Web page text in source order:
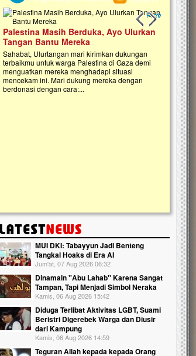
Previous slide
Next slide
Palestina Masih Berduka, Ayo Ulurkan
Tangan Bantu Mereka
Sahabat, Ulurtangan mari kirimkan dukungan
terbaikmu untuk warga Palestina di Gaza demi
menguatkan mereka menghadapi situasi
mencekam ini. Mari dukung mereka dengan
berdonasi dengan cara:...
Open
Najjah
Saat ini,
Najjahtul
kanak
Gedung
MUI DKI: Tabayyun Jadi Benteng
Tangkal Hoaks di Era AI
Jum'at, 07 Aug 2026 06:32
Dinamain ''Abu Lahab'' Karena Sangat
Tampan, Tapi Menjadi Simbol Neraka
Kamis, 06 Aug 2026 15:42
Diduga Terlibat Aktivitas LGBT, Suami
Beristri Digerebek Warga dan Diusir
dari Kampung
Kamis, 06 Aug 2026 14:59
Teguran Allah kepada kepada Orang